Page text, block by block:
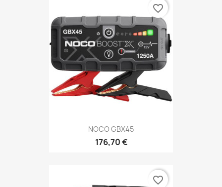
NOCO GBX45
176,70 €
favorite_border
favorite_border